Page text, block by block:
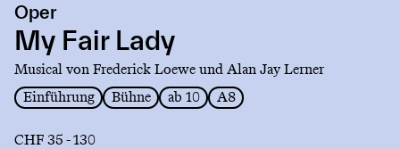
My
Fair
Lady
Oper
My Fair Lady
Musical von Frederick Loewe und Alan Jay Lerner
Einführung
Bühne ab 10 A8
CHF 35 - 130